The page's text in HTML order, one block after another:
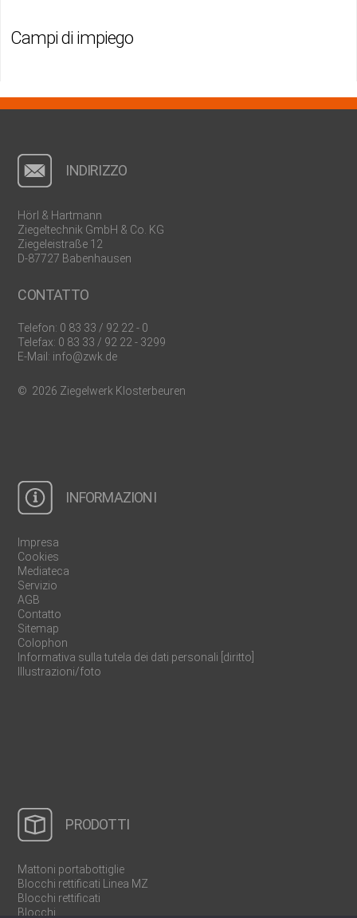
Campi di impiego
INDIRIZZO
Hörl & Hartmann
Ziegeltechnik GmbH & Co. KG
Ziegeleistraße 12
D-87727 Babenhausen
CONTATTO
Telefon: 0 83 33 / 92 22 - 0
Telefax: 0 83 33 / 92 22 - 3299
E-Mail: info@zwk.de
© 2026 Ziegelwerk Klosterbeuren
INFORMAZIONI
Impresa
Cookies
Mediateca
Servizio
AGB
Contatto
Sitemap
Colophon
Informativa sulla tutela dei dati personali [diritto]
Illustrazioni/foto
PRODOTTI
Mattoni portabottiglie
Blocchi rettificati Linea MZ
Blocchi rettificati
Blocchi